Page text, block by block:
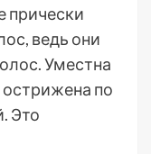
прически
ведь они
Уместна
острижена по
Это